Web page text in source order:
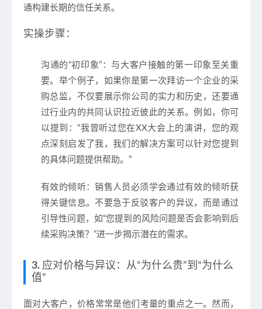
通构建长期的信任关系。
实操步骤：
沟通的“初印象” ：与大客户接触的第一印象至关重
要。举个例子，如果你是第一次拜访一个企业的采
购总监，不仅要展示你公司的实力和历史，还要通
过行业内的共同认识拉近彼此的关系。例如，你可
以提到：“我曾听过您在XX大会上的演讲，您的观
点深刻启发了我，我们的解决方案可以针对您提到
的具体问题提供帮助。”
有效的倾听：销售人员必须学会通过有效的倾听获
得关键信息。不要急于反驳客户的异议，而是通过
引导性问题，如“您提到的风险问题是否会影响到后
续采购决策？”进一步揭示潜在的需求。
3. 应对价格与异议：从“为什么贵”到“为什么
值”
面对大客户，价格常常是他们考量的重点之一。然而，